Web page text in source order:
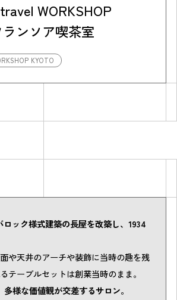
WORKSHOP
ンソア喫茶室
KYOTO
ロック様式建築の長屋を改築し、1934
や天井のアーチや装飾に当時の趣を残
テーブルセットは創業当時のまま。
様な価値観が交差するサロン。